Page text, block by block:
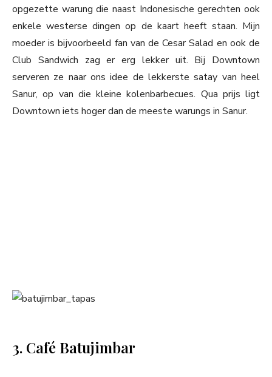
opgezette warung die naast Indonesische gerechten ook
enkele westerse dingen op de kaart heeft staan. Mijn
moeder is bijvoorbeeld fan van de Cesar Salad en ook de
Club Sandwich zag er erg lekker uit. Bij Downtown
serveren ze naar ons idee de lekkerste satay van heel
Sanur, op van die kleine kolenbarbecues. Qua prijs ligt
Downtown iets hoger dan de meeste warungs in Sanur.
3. Café Batujimbar